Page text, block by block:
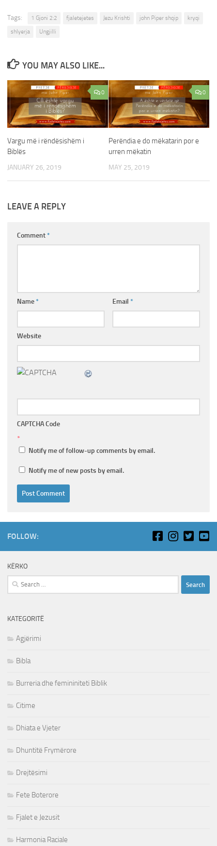
Tags: 1 Gjoni 2:2 fjaletejetes Jezu Krishti john Piper shqip
kryqi
shlyerja
Ungjilli
YOU MAY ALSO LIKE...
0
Vargu më i rëndësishëm i
Biblës
JANUARY 26, 2019
0
Perëndia e do mëkatarin por e
urren mëkatin
MAY 25, 2019
LEAVE A REPLY
Comment*
Name* Email *
Website
CAPTCHA Code
*
Notify me of follow-up comments by email.
Notify me of new posts by email.
FOLLOW:
KËRKO
Search
for:
KATEGORITË
Agjërimi
Bibla
Burreria dhe femininiteti Biblik
Citime
Dhiata e Vjeter
Dhuntitë Frymërore
Drejtësimi
Fete Boterore
Fjalet e Jezusit
Harmonia Raciale